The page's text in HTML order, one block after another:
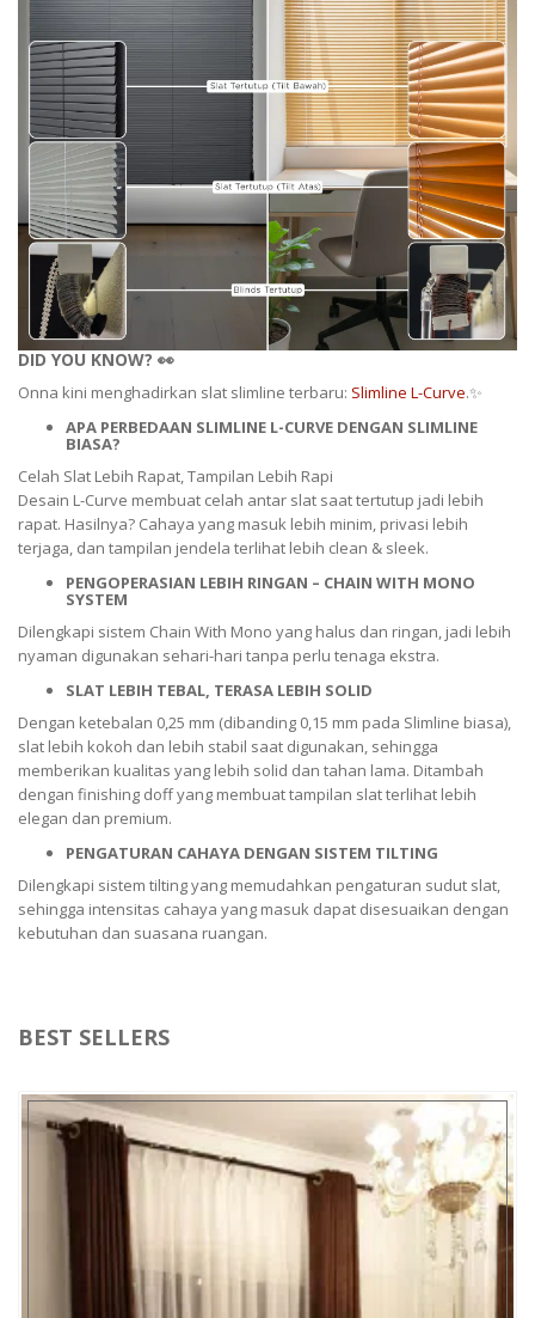
DID YOU KNOW? 👀
Onna kini menghadirkan slat slimline terbaru: Slimline L-Curve.✨
APA PERBEDAAN SLIMLINE L-CURVE DENGAN SLIMLINE
BIASA?
Celah Slat Lebih Rapat, Tampilan Lebih Rapi
Desain L-Curve membuat celah antar slat saat tertutup jadi lebih
rapat. Hasilnya? Cahaya yang masuk lebih minim, privasi lebih
terjaga, dan tampilan jendela terlihat lebih clean & sleek.
PENGOPERASIAN LEBIH RINGAN – CHAIN WITH MONO
SYSTEM
Dilengkapi sistem Chain With Mono yang halus dan ringan, jadi lebih
nyaman digunakan sehari-hari tanpa perlu tenaga ekstra.
SLAT LEBIH TEBAL, TERASA LEBIH SOLID
Dengan ketebalan 0,25 mm (dibanding 0,15 mm pada Slimline biasa),
slat lebih kokoh dan lebih stabil saat digunakan, sehingga
memberikan kualitas yang lebih solid dan tahan lama. Ditambah
dengan finishing doff yang membuat tampilan slat terlihat lebih
elegan dan premium.
PENGATURAN CAHAYA DENGAN SISTEM TILTING
Dilengkapi sistem tilting yang memudahkan pengaturan sudut slat,
sehingga intensitas cahaya yang masuk dapat disesuaikan dengan
kebutuhan dan suasana ruangan.
BEST SELLERS